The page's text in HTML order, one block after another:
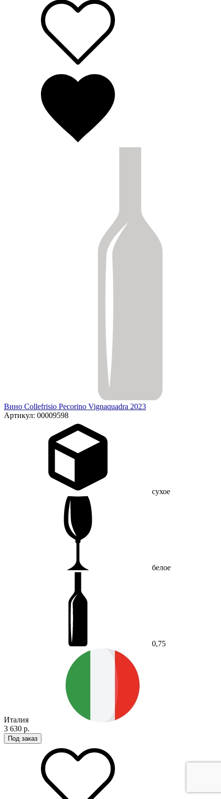
Вино Collefrisio Pecorino Vignaquadra 2023
Артикул: 00009598
сухое
белое
0,75
Италия
3 630 р.
Под заказ